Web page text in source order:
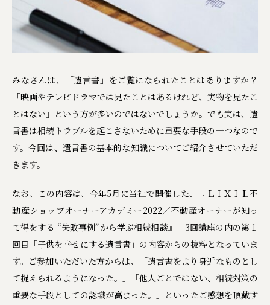
みなさんは、「遺言書」をご覧になられたことはありますか？
「映画やテレビドラマでは見たことはあるけれど、実物を見たこ
とはない」という方が多いのではないでしょうか。でも実は、遺
言書は相続トラブルを起こさないために重要な手段の一つなので
す。今回は、遺言書の基本的な知識についてご紹介させていただ
きます。
なお、この内容は、今年5月に当社で開催した、『ＬＩＸＩＬ不
動産ショップオーナーアカデミー2022／不動産オーナーが知っ
て得をする “失敗事例”から学ぶ相続相談』 3回講座の内の第１
回目「子供を幸せにする遺言書」の内容からの抜粋となっていま
す。ご参加いただいた方からは、「遺言書をより身近なものとし
て捉えられるようになった。」「他人ごとではない、相続対策の
重要な手段としての認識が高まった。」といったご感想を頂戴す